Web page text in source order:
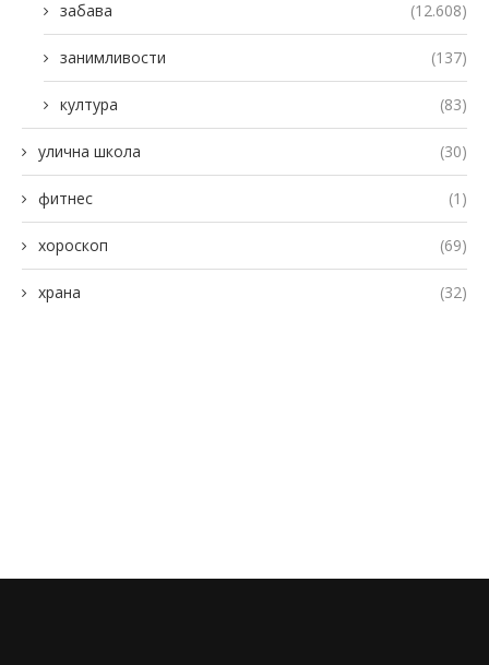
забава (12.608)
занимливости (137)
култура (83)
улична школа (30)
фитнес (1)
хороскоп (69)
храна (32)